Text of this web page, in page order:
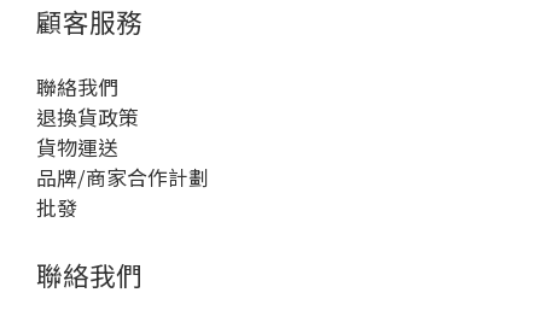
顧客服務
聯絡我們
退換貨政策
貨物運送
品牌/商家合作計劃
批發
聯絡我們